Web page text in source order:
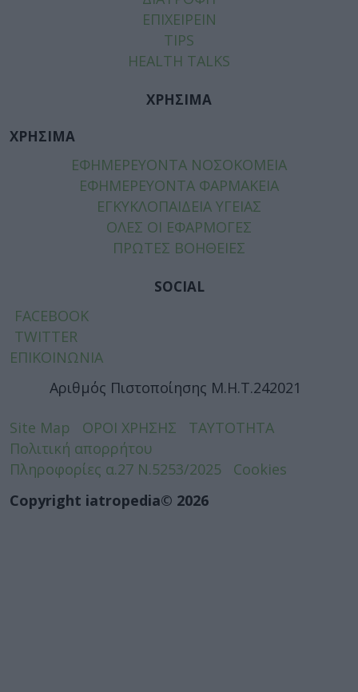
ΕΠΙΧΕΙΡΕΙΝ
TIPS
HEALTH TALKS
ΧΡΗΣΙΜΑ
ΧΡΗΣΙΜΑ
ΕΦΗΜΕΡΕΥΟΝΤΑ ΝΟΣΟΚΟΜΕΙΑ
ΕΦΗΜΕΡΕΥΟΝΤΑ ΦΑΡΜΑΚΕΙΑ
ΕΓΚΥΚΛΟΠΑΙΔΕΙΑ ΥΓΕΙΑΣ
ΟΛΕΣ ΟΙ ΕΦΑΡΜΟΓΕΣ
ΠΡΩΤΕΣ ΒΟΗΘΕΙΕΣ
SOCIAL
FACEBOOK
TWITTER
ΕΠΙΚΟΙΝΩΝΙΑ
Αριθμός Πιστοποίησης Μ.Η.Τ.242021
Site Map ΟΡΟΙ ΧΡΗΣΗΣ
ΤΑΥΤΟΤΗΤΑ
Πολιτική απορρήτου
Πληροφορίες α.27 Ν.5253/2025
Cookies
Copyright iatropedia© 2026